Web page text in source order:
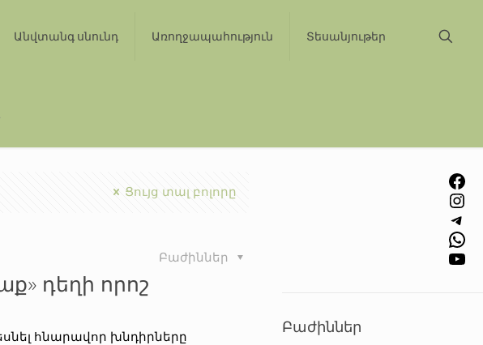
Անվտանգ սնունդ Առողջապահություն Տեսանյութեր
Ցույց տալ բոլորը
Բաժիններ
դեղի որոշ
հնարավոր խնդիրները
Facebook
Instagram
Telegram
WhatsApp
YouTube
Բաժիններ